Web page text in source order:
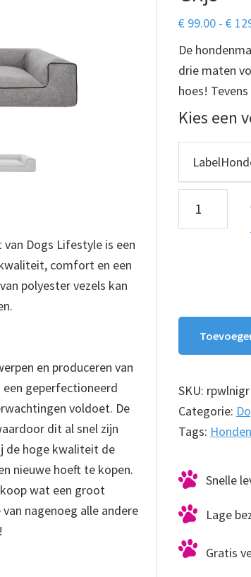
€ 99.00 - €
De
drie maten
hoes!
Kies een
Hondenmand
Lounge
aantal
SKU: rpwlnigr
Categorie:
Tags:
Snelle
Lage
Gratis
Dogs Lifestyle is een
comfort en een
polyester vezels kan
en produceren van
een geperfectioneerd
voldoet. De
dit al snel zijn
de hoge kwaliteit de
nieuwe hoeft te kopen.
wat een groot
nagenoeg alle andere